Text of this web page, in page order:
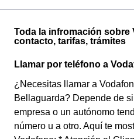
Toda la infromación sobre
contacto, tarifas, trámites
Llamar por teléfono a
¿Necesitas llamar a
Bellaguarda? Depende de
empresa o un autónomo
número u a otro. Aquí te